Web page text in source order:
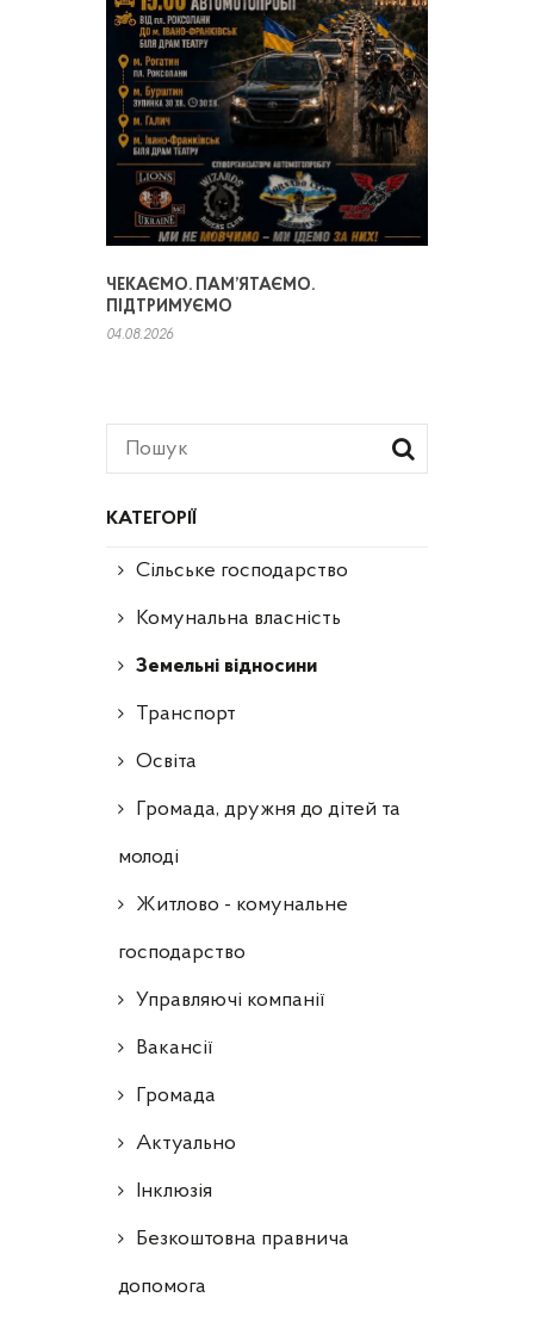
КАТЕГОРІЇ
Сільське господарство
Комунальна власність
Земельні відносини
Транспорт
Освіта
Громада, дружня до дітей та
молоді
Житлово - комунальне
господарство
Управляючі компанії
Ваканcії
Громада
Актуально
Інклюзія
Безкоштовна правнича
допомога
ЧЕКАЄМО. ПАМ’ЯТАЄМО.
ПІДТРИМУЄМО
04.08.2026